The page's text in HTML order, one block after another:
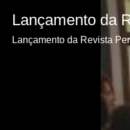
Lançamento da
Lançamento da Revista